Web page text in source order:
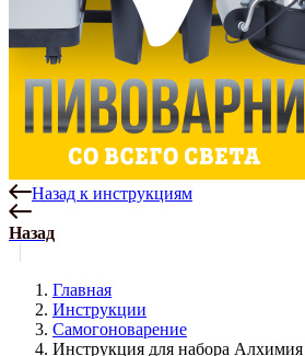
Назад к инструкциям
Назад
Главная
Инструкции
Самогоноварение
Инструкция для набора Алхимия